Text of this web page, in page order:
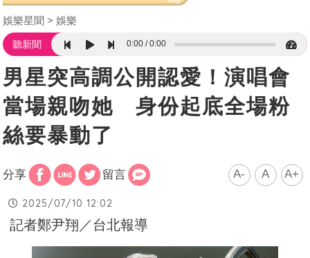
娛樂星聞 娛樂
聽新聞 0:00 0:00
男星突高調公開認愛！演唱會
當場親吻她 身份起底全場粉
絲要暴動了
分享 留言 A- A A+
2025/07/10 12:02
記者鄭尹翔／台北報導